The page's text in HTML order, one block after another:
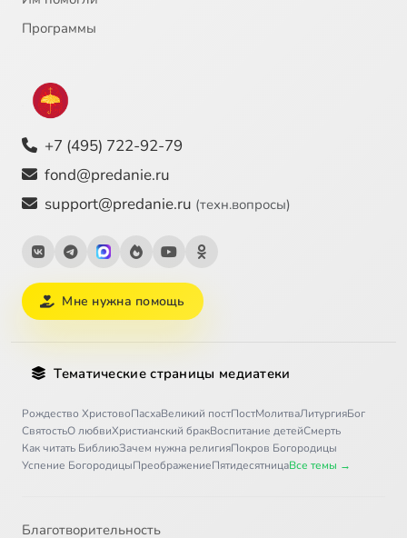
Программы
+7 (495) 722-92-79
fond@predanie.ru
support@predanie.ru (техн.вопросы)
Мне нужна помощь
Тематические страницы медиатеки
Рождество ХристовоПасхаВеликий постПостМолитваЛитургияБог
СвятостьО любвиХристианский бракВоспитание детейСмерть
Как читать БиблиюЗачем нужна религияПокров Богородицы
Успение БогородицыПреображениеПятидесятницаВсе темы →
Благотворительность